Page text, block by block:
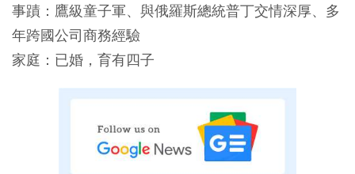
事蹟：鷹級童子軍、與俄羅斯總統普丁交情深厚、多
年跨國公司商務經驗
家庭：已婚，育有四子